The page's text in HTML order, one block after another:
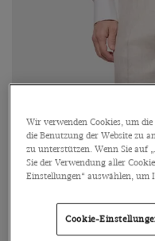
Wir verwenden Cookies, um
die Benutzung der Website zu
zu unterstützen. Wenn Sie auf
Sie der Verwendung aller
Einstellungen“ auswählen, um
Cookie-